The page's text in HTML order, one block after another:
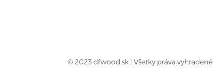
© 2023 dfwood.sk | Všetky práva vyhradené